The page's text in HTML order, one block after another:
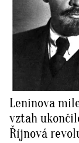
Leninova
vztah
Říjnová